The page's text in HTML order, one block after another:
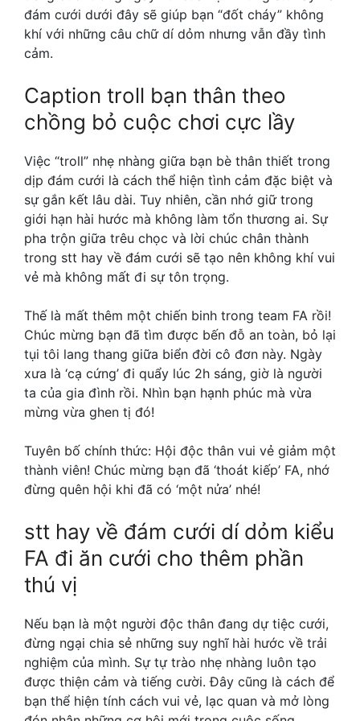
đám cưới dưới đây sẽ giúp bạn “đốt cháy” không
khí với những câu chữ dí dỏm nhưng vẫn đầy tình
cảm.
Caption troll bạn thân theo
chồng bỏ cuộc chơi cực lầy
Việc “troll” nhẹ nhàng giữa bạn bè thân thiết trong
dịp đám cưới là cách thể hiện tình cảm đặc biệt và
sự gắn kết lâu dài. Tuy nhiên, cần nhớ giữ trong
giới hạn hài hước mà không làm tổn thương ai. Sự
pha trộn giữa trêu chọc và lời chúc chân thành
trong stt hay về đám cưới sẽ tạo nên không khí vui
vẻ mà không mất đi sự tôn trọng.
Thế là mất thêm một chiến binh trong team FA rồi!
Chúc mừng bạn đã tìm được bến đỗ an toàn, bỏ lại
tụi tôi lang thang giữa biển đời cô đơn này. Ngày
xưa là ‘cạ cứng’ đi quẩy lúc 2h sáng, giờ là người
ta của gia đình rồi. Nhìn bạn hạnh phúc mà vừa
mừng vừa ghen tị đó!
Tuyên bố chính thức: Hội độc thân vui vẻ giảm một
thành viên! Chúc mừng bạn đã ‘thoát kiếp’ FA, nhớ
đừng quên hội khi đã có ‘một nửa’ nhé!
stt hay về đám cưới dí dỏm kiểu
FA đi ăn cưới cho thêm phần
thú vị
Nếu bạn là một người độc thân đang dự tiệc cưới,
đừng ngại chia sẻ những suy nghĩ hài hước về trải
nghiệm của mình. Sự tự trào nhẹ nhàng luôn tạo
được thiện cảm và tiếng cười. Đây cũng là cách để
bạn thể hiện tính cách vui vẻ, lạc quan và mở lòng